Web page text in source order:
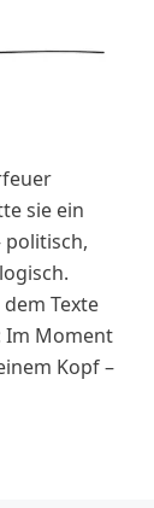
sie ein
politisch,
Texte
Im Moment
Kopf –